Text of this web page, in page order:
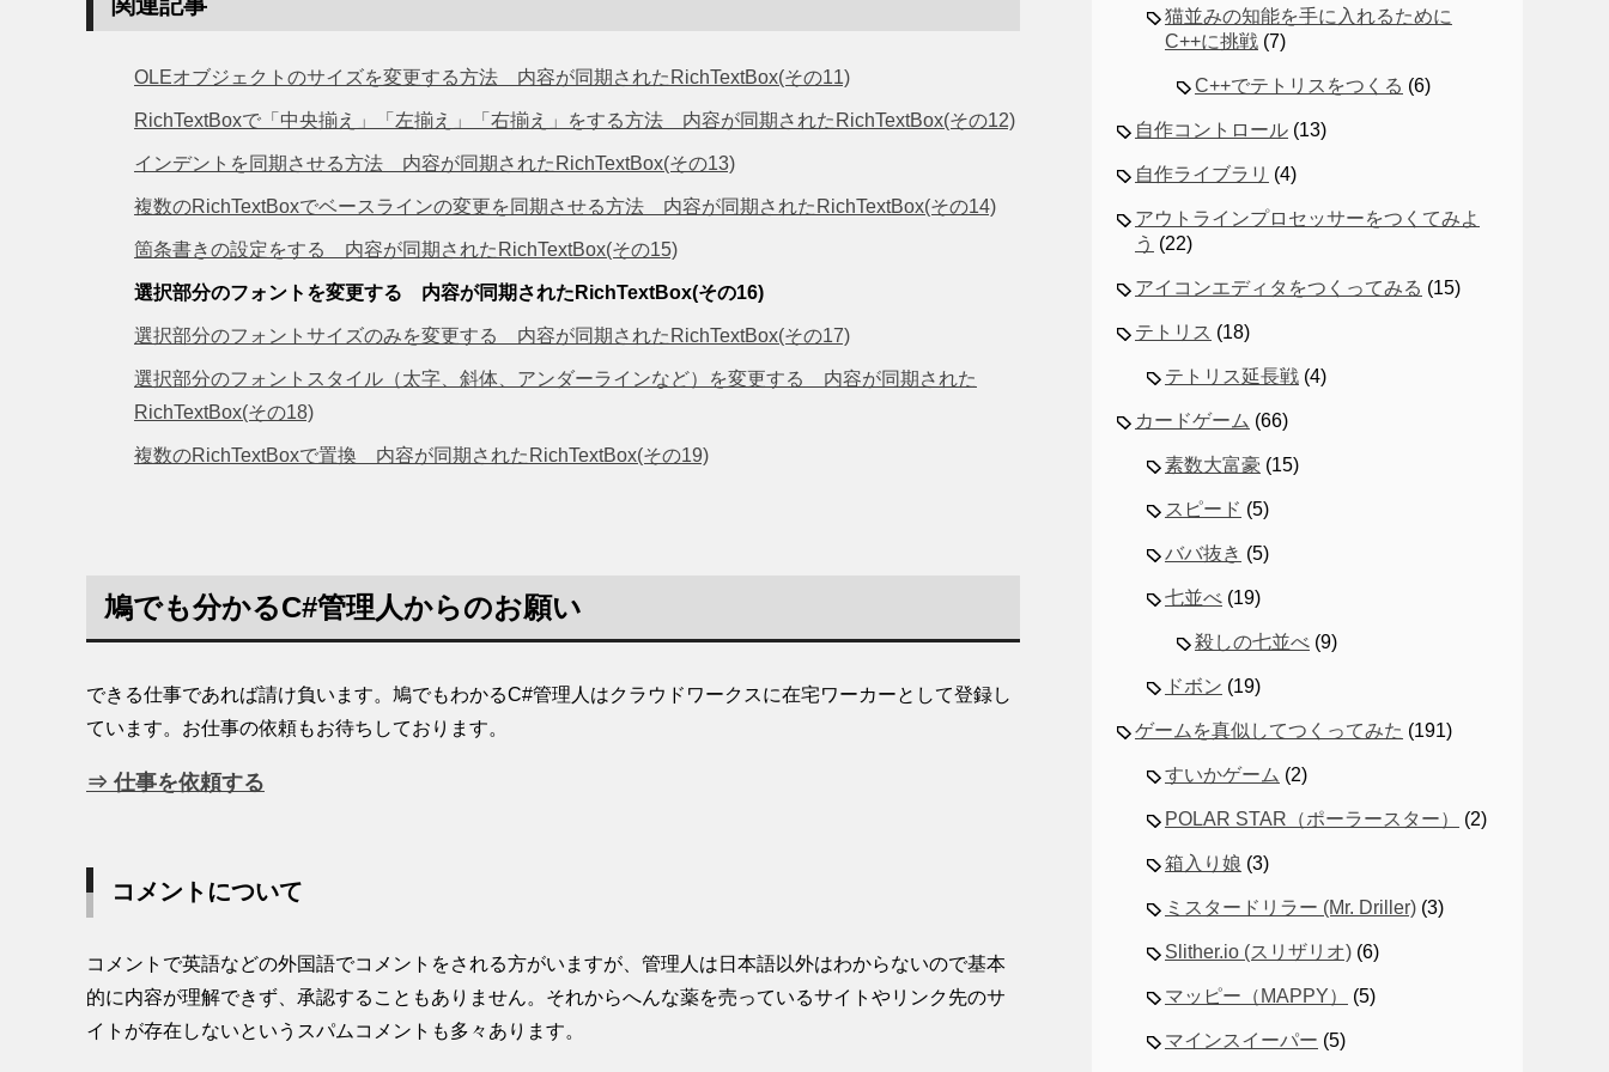
OLEオブジェクトのサイズを変更する方法 内容が同期されたRichTextBox(その11)
RichTextBoxで「中央揃え」「左揃え」「右揃え」をする方法 内容が同期されたRichTextBox(その12)
インデントを同期させる方法 内容が同期されたRichTextBox(その13)
複数のRichTextBoxでベースラインの変更を同期させる方法 内容が同期されたRichTextBox(その14)
箇条書きの設定をする 内容が同期されたRichTextBox(その15)
選択部分のフォントを変更する 内容が同期されたRichTextBox(その16)
選択部分のフォントサイズのみを変更する 内容が同期されたRichTextBox(その17)
選択部分のフォントスタイル（太字、斜体、アンダーラインなど）を変更する 内容が同期された
RichTextBox(その18)
複数のRichTextBoxで置換 内容が同期されたRichTextBox(その19)
鳩でも分かるC#管理人からのお願い
できる仕事であれば請け負います。鳩でもわかるC#管理人はクラウドワークスに在宅ワーカーとして登録し
ています。お仕事の依頼もお待ちしております。
⇒ 仕事を依頼する
コメントについて
コメントで英語などの外国語でコメントをされる方がいますが、管理人は日本語以外はわからないので基本
的に内容が理解できず、承認することもありません。それからへんな薬を売っているサイトやリンク先のサ
イトが存在しないというスパムコメントも多々あります。
猫並みの知能を手に入れるために
C++に挑戦 (7)
C++でテトリスをつくる (6)
自作コントロール (13)
自作ライブラリ (4)
アウトラインプロセッサーをつくてみよ
う (22)
アイコンエディタをつくってみる (15)
テトリス (18)
テトリス延長戦 (4)
カードゲーム (66)
素数大富豪 (15)
スピード (5)
ババ抜き (5)
七並べ (19)
殺しの七並べ (9)
ドボン (19)
ゲームを真似してつくってみた (191)
すいかゲーム (2)
POLAR STAR（ポーラースター） (2)
箱入り娘 (3)
ミスタードリラー (Mr. Driller) (3)
Slither.io (スリザリオ) (6)
マッピー（MAPPY） (5)
マインスイーパー (5)